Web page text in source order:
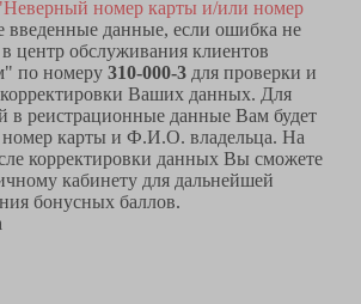
номер карты и/или номер
введенные данные, если ошибка не
в центр обслуживания клиентов
по номеру 310-000-3 для проверки и
Ваших данных. Для
в реистрационные данные Вам будет
номер карты и Ф.И.О. владельца. На
корректировки данных Вы сможете
кабинету для дальнейшей
бонусных баллов.